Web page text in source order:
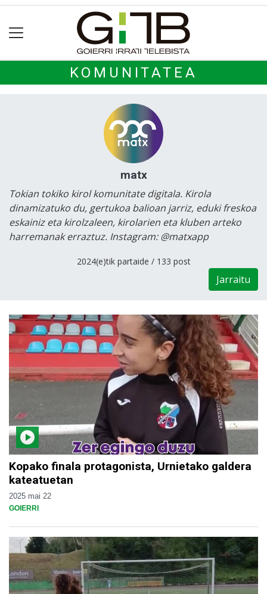
KOMUNITATEA
matx
Tokian tokiko kirol komunitate digitala. Kirola
dinamizatuko du, gertukoa balioan jarriz, eduki freskoa
eskainiz eta kirolzaleen, kirolarien eta kluben arteko
harremanak erraztuz. Instagram: @matxapp
2024(e)tik partaide / 133 post
Jarraitu
Kopako finala protagonista, Urnietako galdera
kateatuetan
2025 mai 22
GOIERRI